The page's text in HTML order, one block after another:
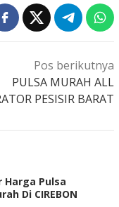
Pos berikutnya
PULSA MURAH ALL
PESISIR BARAT
Harga Pulsa
Di CIREBON